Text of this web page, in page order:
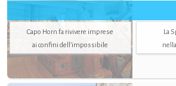
Capo Horn fa rivivere imprese
ai confini dell’impossibile
La